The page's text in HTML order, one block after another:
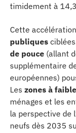
timidement à
Cette
publiques
de pouce (allant
supplémentaire
européennes)
Les zones à
ménages et les
la perspective de
neufs dès 2035